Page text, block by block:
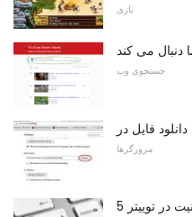
بازی
می کند
جستجوی وب
مرورگرها
در توییتر